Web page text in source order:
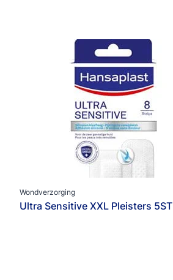
Wondverzorging
Ultra Sensitive XXL Pleisters 5ST